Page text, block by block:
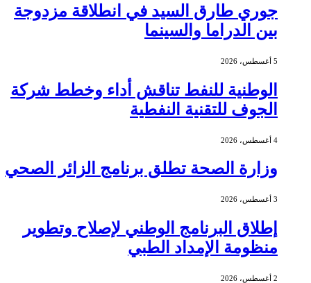
جوري طارق السيد في انطلاقة مزدوجة
بين الدراما والسينما
الوطنية للنفط تناقش أداء وخطط شركة
الجوف للتقنية النفطية
وزارة الصحة تطلق برنامج الزائر الصحي
إطلاق البرنامج الوطني لإصلاح وتطوير
منظومة الإمداد الطبي